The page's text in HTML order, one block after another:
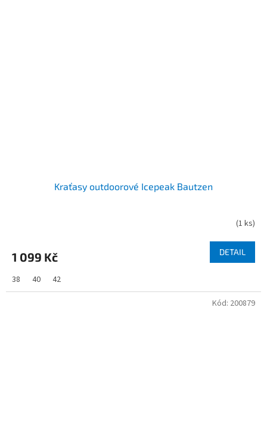
Kraťasy outdoorové Icepeak Bautzen
(1 ks)
1 099 Kč DETAIL
38 40 42
Kód: 200879